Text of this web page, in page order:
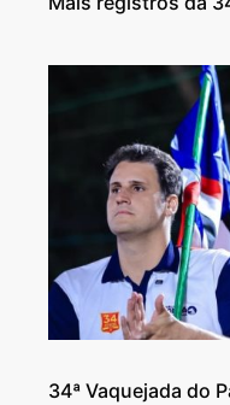
34ª Vaquejada do